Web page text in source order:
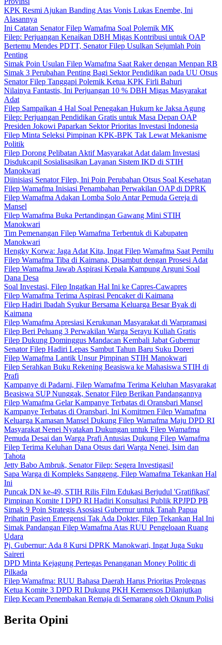
KPK Resmi Ajukan Banding Atas Vonis Lukas Enembe, Ini
Alasannya
Ini Catatan Senator Filep Wamafma Soal Polemik MK
Filep: Perjuangan Kenaikan DBH Migas Kontribusi untuk OAP
Bertemu Mendes PDTT, Senator Filep Usulkan Sejumlah Poin
Penting
Simak Poin Usulan Filep Wamafma Saat Raker dengan Menpan RB
Simak 3 Perubahan Penting Bagi Sektor Pendidikan pada UU Otsus
Senator Filep Tanggapi Polemik Ketua KPK Firli Bahuri
Nilainya Fantastis, Ini Perjuangan 10 % DBH Migas Masyarakat
Adat
Filep Sampaikan 4 Hal Soal Penegakan Hukum ke Jaksa Agung
Filep: Perjuangan Pendidikan Gratis untuk Masa Depan OAP
Presiden Jokowi Paparkan Sektor Prioritas Investasi Indonesia
Filep Minta Seleksi Pimpinan KPK-BPK Tak Lewat Mekanisme
Politik
Filep Dorong Pelibatan Aktif Masyarakat Adat dalam Investasi
Disdukcapil Sosialisasikan Layanan Sistem IKD di STIH
Manokwari
Diinisiasi Senator Filep, Ini Poin Perubahan Otsus Soal Kesehatan
Filep Wamafma Inisiasi Penambahan Perwakilan OAP di DPRK
Filep Wamafma Adakan Lomba Solo Antar Pemuda Gereja di
Mansel
Filep Wamafma Buka Pertandingan Gawang Mini STIH
Manokwari
Tim Pemenangan Filep Wamafma Terbentuk di Kabupaten
Manokwari
Hengky Korwa: Jaga Adat Kita, Ingat Filep Wamafma Saat Pemilu
Filep Wamafma Tiba di Kaimana, Disambut dengan Prosesi Adat
Filep Wamafma Jawab Aspirasi Kepala Kampung Arguni Soal
Dana Desa
Soal Investasi, Filep Ingatkan Hal Ini ke Capres-Cawapres
Filep Wamafma Terima Aspirasi Pencaker di Kaimana
Filep Hadiri Ibadah Syukur Bersama Keluarga Besar Byak di
Kaimana
Filep Wamafma Apresiasi Kerukunan Masyarakat di Warpramasi
Filep Beri Peluang 3 Perwakilan Warga Serayu Kuliah Gratis
Filep Dukung Dominggus Mandacan Kembali Jabat Gubernur
Senator Filep Hadiri Lepas Sambut Tahun Baru Suku Doreri
Filep Wamafma Lantik Unsur Pimpinan STIH Manokwari
Filep Serahkan Buku Rekening Beasiswa ke Mahasiswa STIH di
Prafi
Kampanye di Padarni, Filep Wamafma Terima Keluhan Masyarakat
Beasiswa SUP Nunggak, Senator Filep Berikan Pandangannya
Filep Wamafma Gelar Kampanye Terbatas di Oransbari Mansel
Kampanye Terbatas di Oransbari, Ini Komitmen Filep Wamafma
Keluarga Kamasan Mansel Dukung Filep Wamafma Maju DPD RI
Masyarakat Nenei Nyatakan Dukungan untuk Filep Wamafma
Pemuda Desai dan Warga Prafi Antusias Dukung Filep Wamafma
Filep Terima Keluhan Dana Otsus dari Warga Nenei, Isim dan
Tahota
Jetty Babo Ambruk, Senator Filep: Segera Investigasi!
Sapa Warga di Kompleks Sanggeng, Filep Wamafma Tekankan Hal
Ini
Puncak DN ke-49, STIH Rilis Film Edukasi Berjudul 'Gratifikasi'
Pimpinan Komite I DPD RI Hadiri Konsultasi Publik RPJPD PB
Simak 9 Poin Strategis Asosiasi Gubernur untuk Tanah Papua
Prihatin Pasien Emergensi Tak Ada Dokter, Filep Tekankan Hal Ini
Simak Pandangan Filep Wamafma Atas RUU Pengeloaan Ruang
Udara
Pj. Gubernur: Ada 8 Kursi DPRK Manokwari, Ingat Juga Suku
Saireri
DPD Minta Kejagung Pertegas Penanganan Money Politic di
Pilkada
Filep Wamafma: RUU Bahasa Daerah Harus Prioritas Prolegnas
Ketua Komite 3 DPD RI Dukung PKH Kemensos Dilanjutkan
Filep Kecam Penembakan Remaja di Semarang oleh Oknum Polisi
Berita Opini